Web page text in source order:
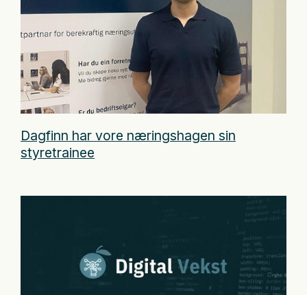
Dagfinn har vore næringshagen sin
styretrainee